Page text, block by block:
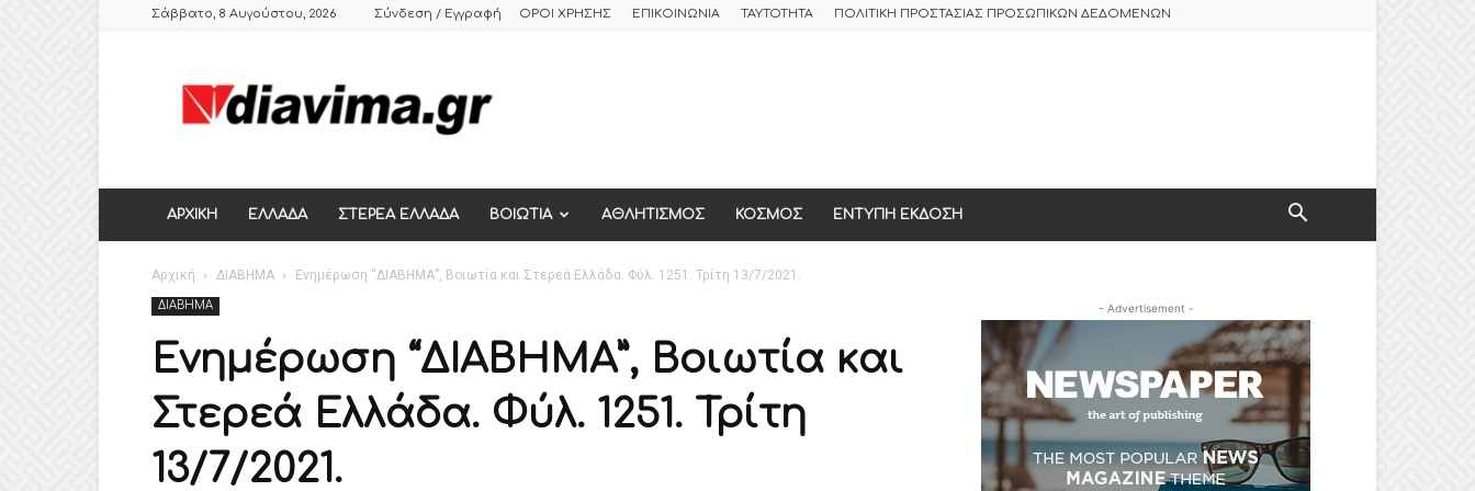
Σάββατο, 8 Αυγούστου, 2026 Σύνδεση / Εγγραφή ΟΡΟΙ ΧΡΗΣΗΣ ΕΠΙΚΟΙΝΩΝΙΑ ΤΑΥΤΟΤΗΤΑ ΠΟΛΙΤΙΚΗ ΠΡΟΣΤΑΣΙΑΣ ΠΡΟΣΩΠΙΚΩΝ ΔΕΔΟΜΕΝΩΝ
ΕΒΔΟΜΑΔΙΑΙΑ
ΠΟΛΙΤΙΚΗ
ΕΛΛΑΔΑΣ,
ΘΗΒΑ
ΑΡΧΙΚΗ ΕΛΛΑΔΑ ΣΤΕΡΕΑ ΕΛΛΑΔΑ ΒΟΙΩΤΙΑ ΑΘΛΗΤΙΣΜΟΣ ΚΟΣΜΟΣ ΕΝΤΥΠΗ ΕΚΔΟΣΗ
Αρχική ΔΙΑΒΗΜΑ Ενημέρωση “ΔΙΑΒΗΜΑ”, Βοιωτία και Στερεά Ελλάδα. Φύλ. 1251. Τρίτη 13/7/2021.
ΔΙΑΒΗΜΑ
Ενημέρωση “ΔΙΑΒΗΜΑ”, Βοιωτία και
Στερεά Ελλάδα. Φύλ. 1251. Τρίτη
13/7/2021.
- Advertisement -